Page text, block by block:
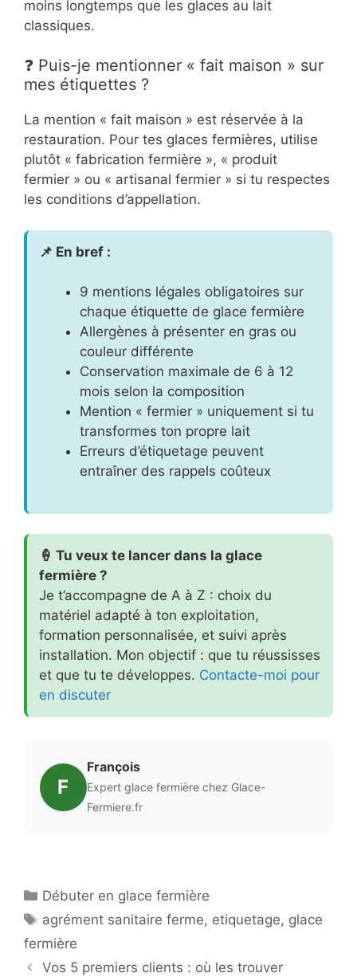
moins longtemps que les glaces au lait
classiques.
❓ Puis-je mentionner « fait maison » sur
mes étiquettes ?
La mention « fait maison » est réservée à la
restauration. Pour tes glaces fermières, utilise
plutôt « fabrication fermière », « produit
fermier » ou « artisanal fermier » si tu respectes
les conditions d’appellation.
📌 En bref :
9 mentions légales obligatoires sur
chaque étiquette de glace fermière
Allergènes à présenter en gras ou
couleur différente
Conservation maximale de 6 à 12
mois selon la composition
Mention « fermier » uniquement si tu
transformes ton propre lait
Erreurs d’étiquetage peuvent
entraîner des rappels coûteux
🍦 Tu veux te lancer dans la glace
fermière ?
Je t’accompagne de A à Z : choix du
matériel adapté à ton exploitation,
formation personnalisée, et suivi après
installation. Mon objectif : que tu réussisses
et que tu te développes. Contacte-moi pour
en discuter
F
François
Expert glace fermière chez Glace-
Fermiere.fr
Catégories
Débuter en glace fermière
Étiquettes
agrément sanitaire ferme, etiquetage, glace
fermière
Vos 5 premiers clients : où les trouver